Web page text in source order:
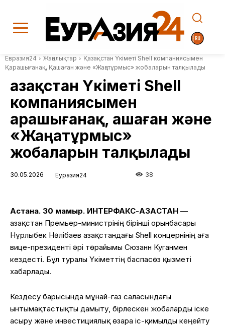
Евразия24 Жаңалықтар
Қазақстан Үкіметі Shell компаниясымен
Қарашығанақ, Қашаған және «Жаңатұрмыс» жобаларын талқылады
Қазақстан Үкіметі Shell
компаниясымен
Қарашығанақ, Қашаған және
«Жаңатұрмыс»
жобаларын талқылады
30.05.2026 Еуразия24 38
Астана. 30 мамыр. ИНТЕРФАКС-ҚАЗАҚСТАН —
Қазақстан Премьер-министрінің бірінші орынбасары
Нұрлыбек Нәлібаев Қазақстандағы Shell концернінің аға
вице-президенті әрі төрайымы Сюзанн Куганмен
кездесті. Бұл туралы Үкіметтің баспасөз қызметі
хабарлады.
Кездесу барысында мұнай-газ саласындағы
ынтымақтастықты дамыту, бірлескен жобаларды іске
асыру және инвестициялық өзара іс-қимылды кеңейту